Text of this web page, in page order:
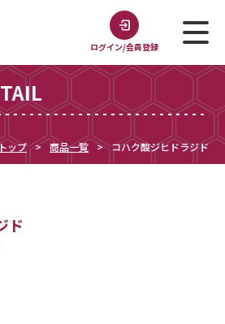
ログイン/会員登録
ップ 商品一覧 コハク酸ジヒドラジド
ド